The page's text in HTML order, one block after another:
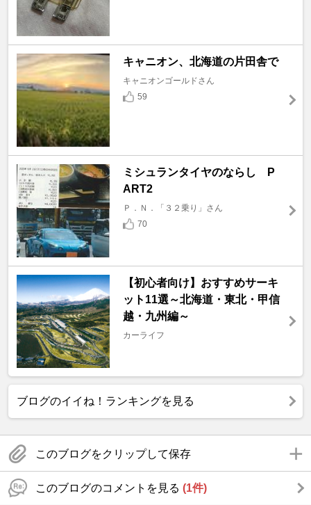
キャニオン、北海道の片田舎で
キャニオンゴールドさん
59
ミシュランタイヤのならし P
ART2
Ｐ．Ｎ．「３２乗り」さん
70
【初心者向け】おすすめサーキ
ット11選～北海道・東北・甲信
越・九州編～
カーライフ
ブログのイイね！ランキングを見る
このブログをクリップして保存
このブログのコメントを見る (1件)